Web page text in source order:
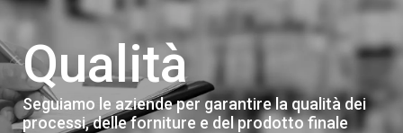
Qualità
Seguiamo le aziende per garantire la qualità dei
processi, delle forniture e del prodotto finale